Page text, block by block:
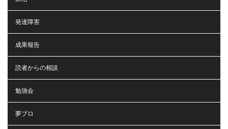
発達障害
成果報告
読者からの相談
勉強会
夢プロ